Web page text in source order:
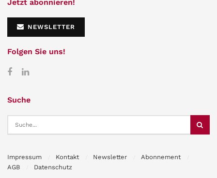
Jetzt abonnieren!
NEWSLETTER
Folgen Sie uns!
Suche
Impressum Kontakt Newsletter
Abonnement
AGB
Datenschutz